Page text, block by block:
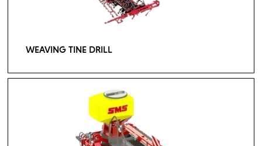
WEAVING TINE DRILL